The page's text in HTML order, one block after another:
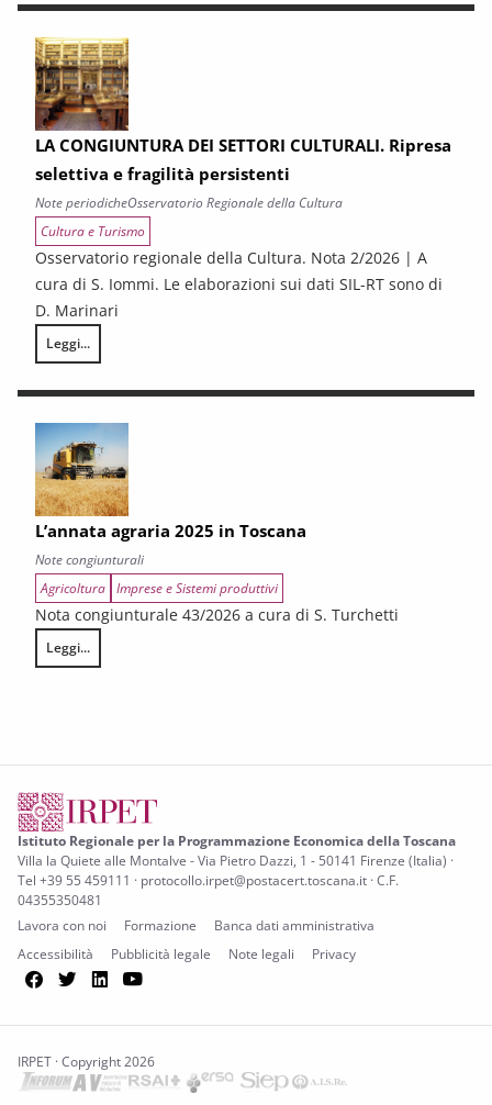
LA CONGIUNTURA DEI SETTORI CULTURALI. Ripresa
selettiva e fragilità persistenti
Note periodicheOsservatorio Regionale della Cultura
Cultura e Turismo
Osservatorio regionale della Cultura. Nota 2/2026 | A
cura di S. Iommi. Le elaborazioni sui dati SIL-RT sono di
D. Marinari
Leggi...
LA CONGIUNTURA DEI SETTORI CULTURALI. Ripresa selettiva e
L’annata agraria 2025 in Toscana
Note congiunturali
Agricoltura Imprese e Sistemi produttivi
Nota congiunturale 43/2026 a cura di S. Turchetti
Leggi...
L’annata agraria 2025 in Toscana
Istituto Regionale per la Programmazione Economica della Toscana
Villa la Quiete alle Montalve - Via Pietro Dazzi, 1 - 50141 Firenze (Italia) ·
Tel +39 55 459111 · protocollo.irpet@postacert.toscana.it · C.F.
04355350481
Lavora con noi
Formazione
Banca dati amministrativa
Accessibilità
Pubblicità legale Note legali Privacy
Facebook
TwitterLinkedIn
IRPET · Copyright 2026